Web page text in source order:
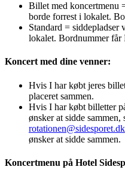
Billet med koncertmenu
borde forrest i lokalet.
Standard = siddepladser
lokalet. Bordnummer får
Koncert med dine venner:
Hvis I har købt jeres
placeret sammen.
Hvis I har købt billetter
ønsker at sidde sammen,
rotationen@sidesporet.dk
ønsker at sidde sammen.
Koncertmenu på Hotel